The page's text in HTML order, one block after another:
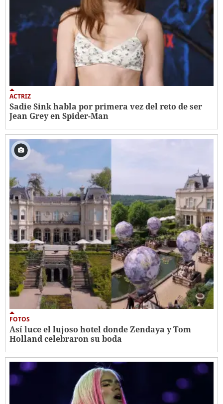
ACTRIZ
Sadie Sink habla por primera vez del reto de ser
Jean Grey en Spider-Man
FOTOS
Así luce el lujoso hotel donde Zendaya y Tom
Holland celebraron su boda